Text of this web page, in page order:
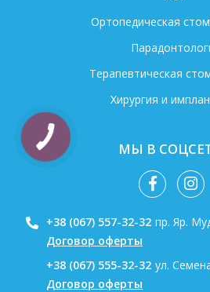
Ортопедическая
Терапевтическая
Хирургия и
МЫ В
+38 (067) 557-32-32 пр. Яр.
Договор оферты
+38 (067) 555-32-32 ул.
Договор оферты